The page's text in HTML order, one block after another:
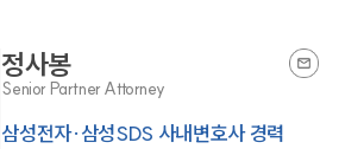
정사봉
Senior Partner Attorney
삼성전자·삼성SDS 사내변호사 경력